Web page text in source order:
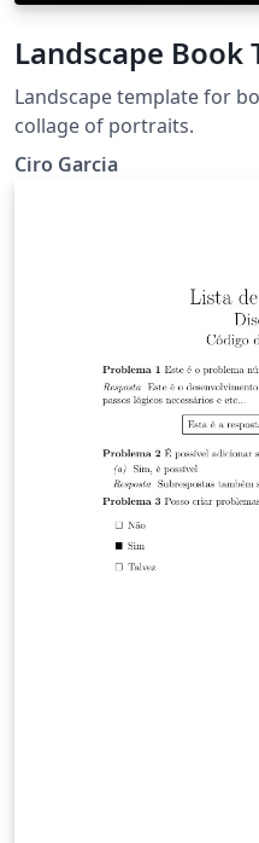
Landscape Book
Landscape template for
collage of portraits.
Ciro Garcia